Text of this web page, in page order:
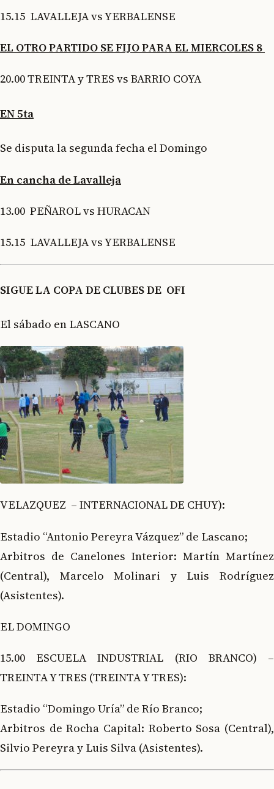
15.15 LAVALLEJA vs YERBALENSE
EL OTRO PARTIDO SE FIJO PARA EL MIERCOLES 8
20.00 TREINTA y TRES vs BARRIO COYA
EN 5ta
Se disputa la segunda fecha el Domingo
En cancha de Lavalleja
13.00 PEÑAROL vs HURACAN
15.15 LAVALLEJA vs YERBALENSE
SIGUE LA COPA DE CLUBES DE OFI
El sábado en LASCANO
VELAZQUEZ – INTERNACIONAL DE CHUY):
Estadio “Antonio Pereyra Vázquez” de Lascano;
Arbitros de Canelones Interior: Martín Martínez
(Central), Marcelo Molinari y Luis Rodríguez
(Asistentes).
EL DOMINGO
15.00 ESCUELA INDUSTRIAL (RIO BRANCO) –
TREINTA Y TRES (TREINTA Y TRES):
Estadio “Domingo Uría” de Río Branco;
Arbitros de Rocha Capital: Roberto Sosa (Central),
Silvio Pereyra y Luis Silva (Asistentes).